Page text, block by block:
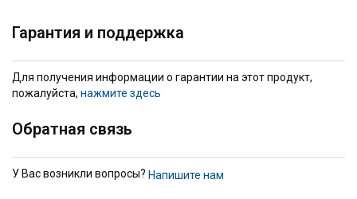
Гарантия и поддержка
Для получения информации о гарантии на этот продукт,
пожалуйста, нажмите здесь
Обратная связь
У Вас возникли вопросы? Напишите нам